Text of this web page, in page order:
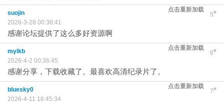
点击重新加载
5#
suojin
2026-3-28 00:38:41
感谢论坛提供了这么多好资源啊
点击重新加载
6#
mylkb
2026-4-2 00:36:45
感谢分享，下载收藏了。最喜欢高清纪录片了。
点击重新加载
7#
bluesky0
2026-4-11 16:45:34